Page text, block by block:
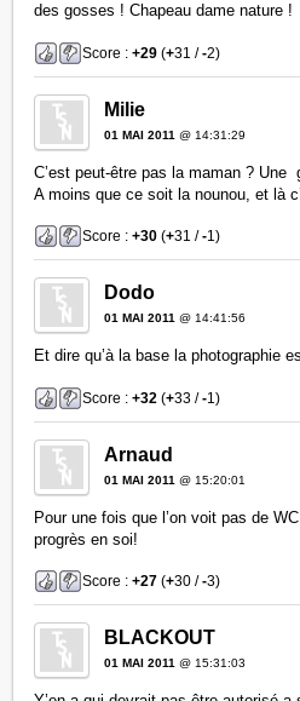
des gosses ! Chapeau dame nature !
Score :+29 (+31 /-2)
Milie
01 MAI 2011 @ 14:31:29
C’est peut-être pas la maman ?
A moins que ce soit la nounou, et là
Score :+30 (+31 /-1)
Dodo
01 MAI 2011 @ 14:41:56
Et dire qu’à la base la photographie
Score :+32 (+33 /-1)
Arnaud
01 MAI 2011 @ 15:20:01
Pour une fois que l’on voit pas de
progrès en soi!
Score :+27 (+30 /-3)
BLACKOUT
01 MAI 2011 @ 15:31:03